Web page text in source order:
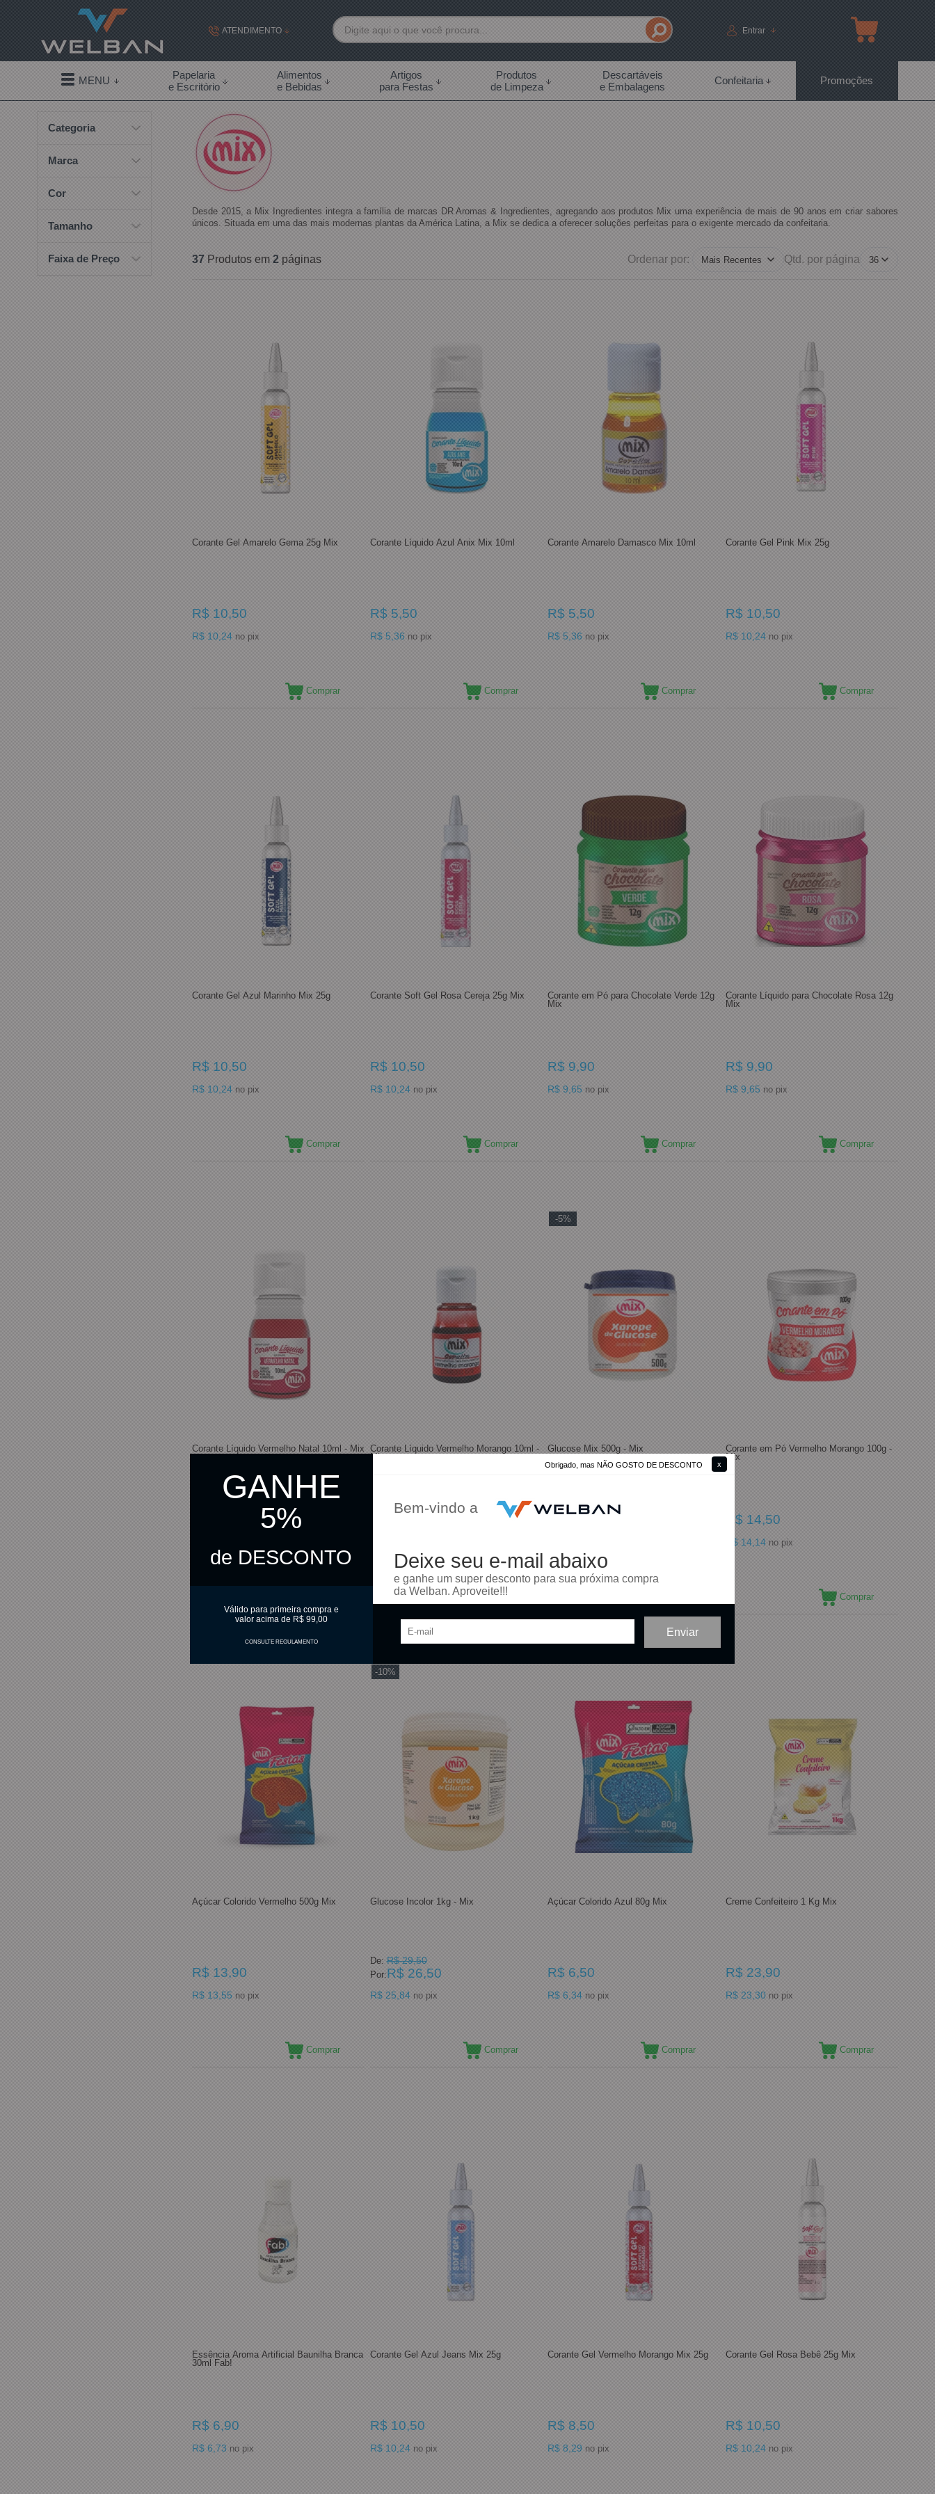
Obrigado, mas NÃO GOSTO DE DESCONTO
GANHE
5%
de DESCONTO
Válido para primeira compra e
valor acima de R$ 99,00
CONSULTE REGULAMENTO
Bem-vindo a
Deixe seu e-mail abaixo
e ganhe um super desconto para sua próxima compra
da Welban. Aproveite!!!
ATENDIMENTO
(19) 99855-7892
(19) 99855-7892
contato@welban.com.br
Segunda à sexta - 08:30h às 18:00h Sábados -
09:00h às 14:00h
Entrar
MENU
Papelaria
e Escritório
Alimentos
e Bebidas
Artigos
para Festas
Produtos
de Limpeza
Descartáveis
e Embalagens
Confeitaria Promoções
Categoria
Marca
Cor
Tamanho
Faixa de Preço
Desde 2015, a Mix Ingredientes integra a família de marcas DR Aromas & Ingredientes, agregando aos produtos Mix uma experiência de mais de 90 anos em criar sabores
únicos. Situada em uma das mais modernas plantas da América Latina, a Mix se dedica a oferecer soluções perfeitas para o exigente mercado da confeitaria.
37 Produtos em 2 páginas Ordenar por: Qtd. por página
Corante Gel Amarelo Gema 25g Mix
R$ 10,50
R$ 10,24 no pix
Comprar
Corante Líquido Azul Anix Mix 10ml
R$ 5,50
R$ 5,36 no pix
Comprar
Corante Amarelo Damasco Mix 10ml
R$ 5,50
R$ 5,36 no pix
Comprar
Corante Gel Pink Mix 25g
R$ 10,50
R$ 10,24 no pix
Comprar
Corante Gel Azul Marinho Mix 25g
R$ 10,50
R$ 10,24 no pix
Comprar
Corante Soft Gel Rosa Cereja 25g Mix
R$ 10,50
R$ 10,24 no pix
Comprar
Corante em Pó para Chocolate Verde 12g
Mix
R$ 9,90
R$ 9,65 no pix
Comprar
Corante Líquido para Chocolate Rosa 12g
Mix
R$ 9,90
R$ 9,65 no pix
Comprar
Corante Líquido Vermelho Natal 10ml - Mix Corante Líquido Vermelho Morango 10ml -
Mix
Comprar
-5%
Glucose Mix 500g - Mix
De: R$ 19,50
Corante em Pó Vermelho Morango 100g -
Mix
R$ 14,50
R$ 14,14 no pix
Comprar
Açúcar Colorido Vermelho 500g Mix
R$ 13,90
R$ 13,55 no pix
Comprar
-10%
Glucose Incolor 1kg - Mix
De: R$ 29,50
Por:R$ 26,50
R$ 25,84 no pix
Comprar
Açúcar Colorido Azul 80g Mix
R$ 6,50
R$ 6,34 no pix
Comprar
Creme Confeiteiro 1 Kg Mix
R$ 23,90
R$ 23,30 no pix
Comprar
Essência Aroma Artificial Baunilha Branca
30ml Fab!
R$ 6,90
R$ 6,73 no pix
Corante Gel Azul Jeans Mix 25g
R$ 10,50
R$ 10,24 no pix
Corante Gel Vermelho Morango Mix 25g
R$ 8,50
R$ 8,29 no pix
Corante Gel Rosa Bebê 25g Mix
R$ 10,50
R$ 10,24 no pix